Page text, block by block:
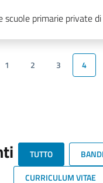
scuole primarie private
1 2 3 4
TUTTO
BANDI
CURRICULUM VITAE